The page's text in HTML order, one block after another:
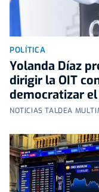
POLÍTICA
Yolanda Díaz
dirigir la OIT
democratizar
NOTICIAS TALDEA